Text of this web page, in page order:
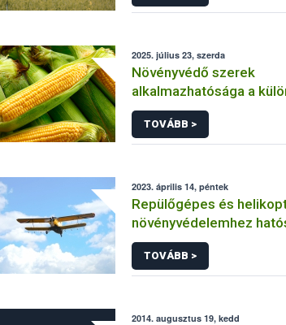
2025. július 23, szerda
Növényvédő szerek
alkalmazhatósága a
kukorica kultúrákban
TOVÁBB >
2023. április 14, péntek
Repülőgépes és
növényvédelemhez
engedéllyel rendelkező
TOVÁBB >
2014. augusztus 19, kedd